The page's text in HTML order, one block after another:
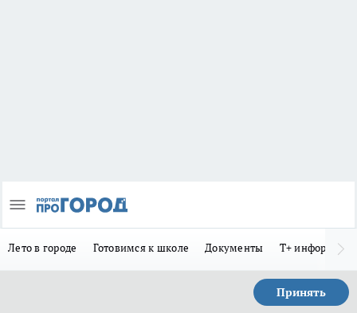
Лето в городе Готовимся к школе Документы Т+
Принять